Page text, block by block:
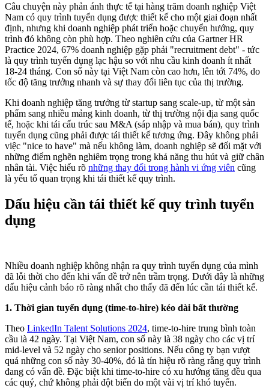
Câu chuyện này phản ánh thực tế tại hàng trăm doanh nghiệp Việt
Nam có quy trình tuyển dụng được thiết kế cho một giai đoạn nhất
định, nhưng khi doanh nghiệp phát triển hoặc chuyển hướng, quy
trình đó không còn phù hợp. Theo nghiên cứu của Gartner HR
Practice 2024, 67% doanh nghiệp gặp phải "recruitment debt" - tức
là quy trình tuyển dụng lạc hậu so với nhu cầu kinh doanh ít nhất
18-24 tháng. Con số này tại Việt Nam còn cao hơn, lên tới 74%, do
tốc độ tăng trưởng nhanh và sự thay đổi liên tục của thị trường.
Khi doanh nghiệp tăng trưởng từ startup sang scale-up, từ một sản
phẩm sang nhiều mảng kinh doanh, từ thị trường nội địa sang quốc
tế, hoặc khi tái cấu trúc sau M&A (sáp nhập và mua bán), quy trình
tuyển dụng cũng phải được tái thiết kế tương ứng. Đây không phải
việc "nice to have" mà nếu không làm, doanh nghiệp sẽ đối mặt với
những điểm nghẽn nghiêm trọng trong khả năng thu hút và giữ chân
nhân tài. Việc hiểu rõ những thay đổi trong hành vi ứng viên cũng
là yếu tố quan trọng khi tái thiết kế quy trình.
Dấu hiệu cần tái thiết kế quy trình tuyển
dụng
Nhiều doanh nghiệp không nhận ra quy trình tuyển dụng của mình
đã lỗi thời cho đến khi vấn đề trở nên trầm trọng. Dưới đây là những
dấu hiệu cảnh báo rõ ràng nhất cho thấy đã đến lúc cần tái thiết kế.
1. Thời gian tuyển dụng (time-to-hire) kéo dài bất thường
Theo LinkedIn Talent Solutions 2024, time-to-hire trung bình toàn
cầu là 42 ngày. Tại Việt Nam, con số này là 38 ngày cho các vị trí
mid-level và 52 ngày cho senior positions. Nếu công ty bạn vượt
quá những con số này 30-40%, đó là tín hiệu rõ ràng rằng quy trình
đang có vấn đề. Đặc biệt khi time-to-hire có xu hướng tăng đều qua
các quý, chứ không phải đột biến do một vài vị trí khó tuyển.